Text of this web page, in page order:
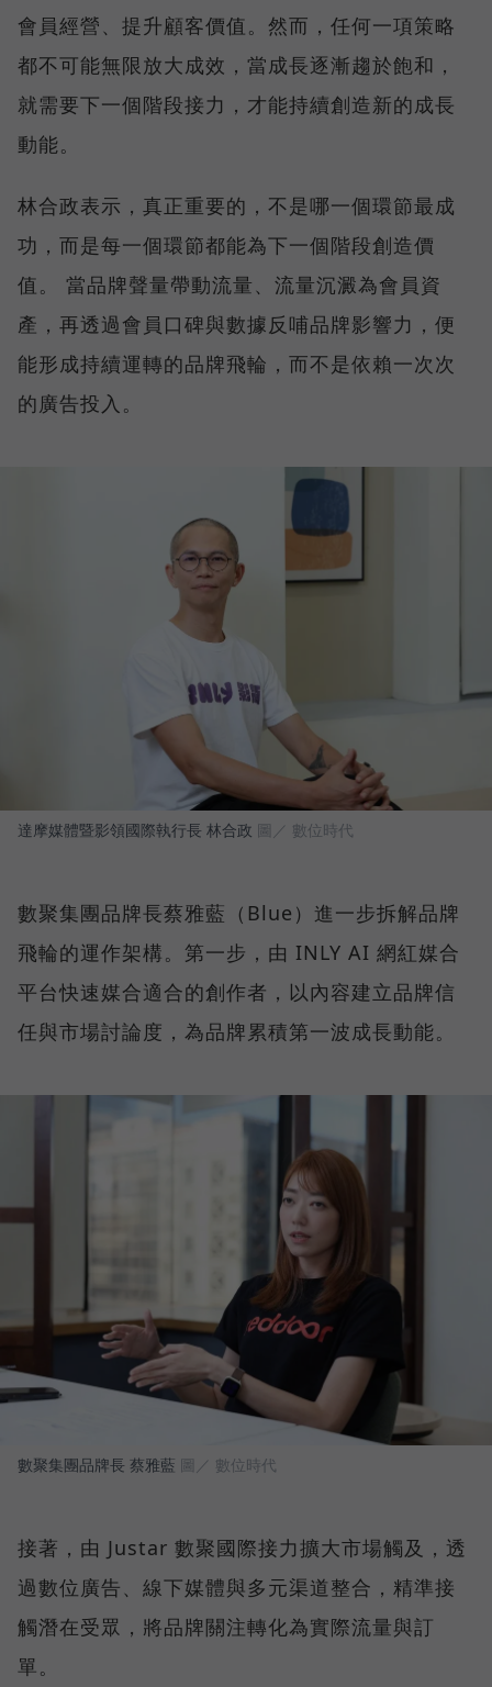
會員經營、提升顧客價值。然而，任何一項策略
都不可能無限放大成效，當成長逐漸趨於飽和，
就需要下一個階段接力，才能持續創造新的成長
動能。
林合政表示，真正重要的，不是哪一個環節最成
功，而是每一個環節都能為下一個階段創造價
值。 當品牌聲量帶動流量、流量沉澱為會員資
產，再透過會員口碑與數據反哺品牌影響力，便
能形成持續運轉的品牌飛輪，而不是依賴一次次
的廣告投入。
達摩媒體暨影領國際執行長 林合政 圖／ 數位時代
數聚集團品牌長蔡雅藍（Blue）進一步拆解品牌
飛輪的運作架構。第一步，由 INLY AI 網紅媒合
平台快速媒合適合的創作者，以內容建立品牌信
任與市場討論度，為品牌累積第一波成長動能。
數聚集團品牌長 蔡雅藍 圖／ 數位時代
接著，由 Justar 數聚國際接力擴大市場觸及，透
過數位廣告、線下媒體與多元渠道整合，精準接
觸潛在受眾，將品牌關注轉化為實際流量與訂
單。